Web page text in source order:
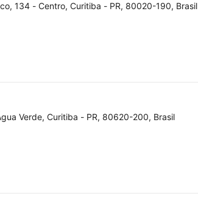
134 - Centro, Curitiba - PR, 80020-190, Brasil
Verde, Curitiba - PR, 80620-200, Brasil